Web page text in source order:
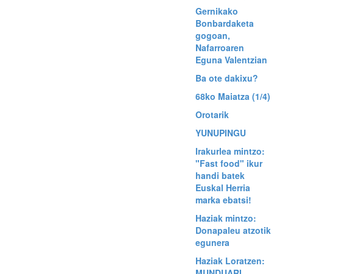
Gernikako
Bonbardaketa
gogoan,
Nafarroaren
Eguna Valentzian
Ba ote dakixu?
68ko Maiatza (1/4)
Orotarik
YUNUPINGU
Irakurlea mintzo:
"Fast food" ikur
handi batek
Euskal Herria
marka ebatsi!
Haziak mintzo:
Donapaleu atzotik
egunera
Haziak Loratzen: